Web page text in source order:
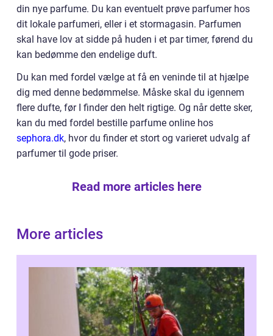
din nye parfume. Du kan eventuelt prøve parfumer hos
dit lokale parfumeri, eller i et stormagasin. Parfumen
skal have lov at sidde på huden i et par timer, førend du
kan bedømme den endelige duft.
Du kan med fordel vælge at få en veninde til at hjælpe
dig med denne bedømmelse. Måske skal du igennem
flere dufte, før I finder den helt rigtige. Og når dette sker,
kan du med fordel bestille parfume online hos
sephora.dk, hvor du finder et stort og varieret udvalg af
parfumer til gode priser.
Read more articles here
More articles